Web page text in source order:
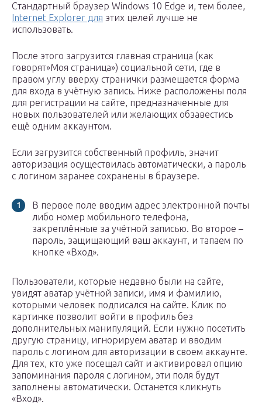
Стандартный браузер Windows 10 Edge и, тем более,
Internet Explorer для этих целей лучше не
использовать.
После этого загрузится главная страница (как
говорят»Моя страница») социальной сети, где в
правом углу вверху странички размещается форма
для входа в учётную запись. Ниже расположены поля
для регистрации на сайте, предназначенные для
новых пользователей или желающих обзавестись
ещё одним аккаунтом.
Если загрузится собственный профиль, значит
авторизация осуществилась автоматически, а пароль
с логином заранее сохранены в браузере.
В первое поле вводим адрес электронной почты
либо номер мобильного телефона,
закреплённые за учётной записью. Во второе –
пароль, защищающий ваш аккаунт, и тапаем по
кнопке «Вход».
Пользователи, которые недавно были на сайте,
увидят аватар учётной записи, имя и фамилию,
которыми человек подписался на сайте. Клик по
картинке позволит войти в профиль без
дополнительных манипуляций. Если нужно посетить
другую страницу, игнорируем аватар и вводим
пароль с логином для авторизации в своем аккаунте.
Для тех, кто уже посещал сайт и активировал опцию
запоминания пароля с логином, эти поля будут
заполнены автоматически. Останется кликнуть
«Вход».